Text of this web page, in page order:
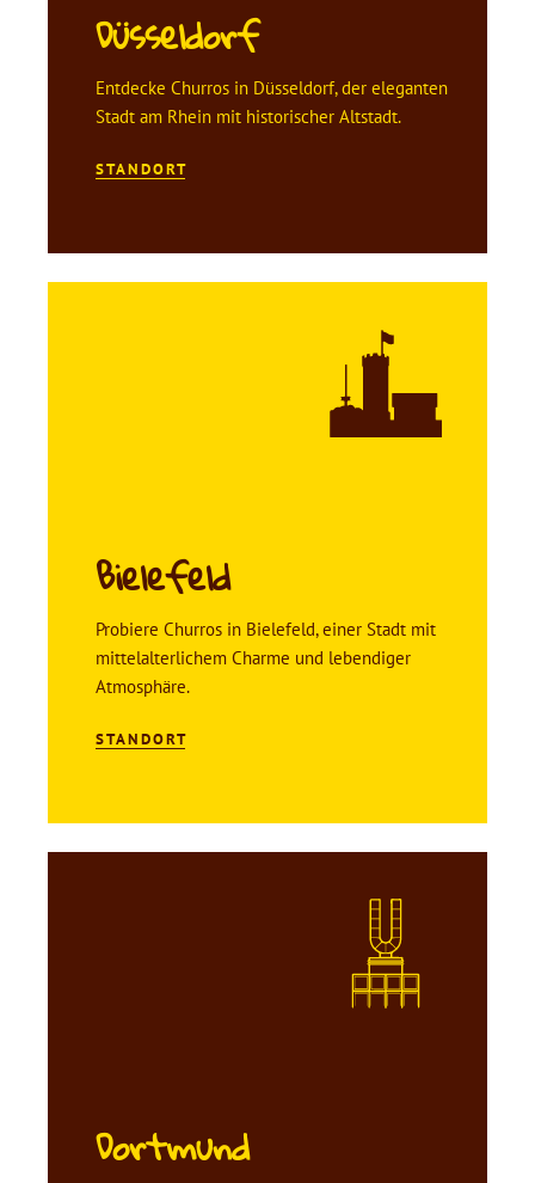
Düsseldorf
Entdecke Churros in Düsseldorf, der eleganten
Stadt am Rhein mit historischer Altstadt.
STANDORT
Bielefeld
Probiere Churros in Bielefeld, einer Stadt mit
mittelalterlichem Charme und lebendiger
Atmosphäre.
STANDORT
Dortmund